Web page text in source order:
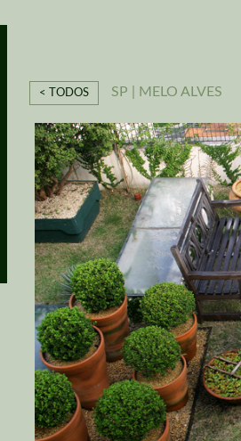
< TODOS SP | MELO ALVES